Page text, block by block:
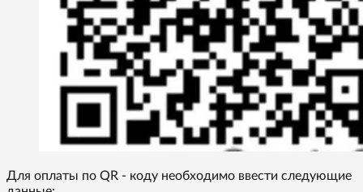
Для оплаты по QR - коду необходимо ввести следующие